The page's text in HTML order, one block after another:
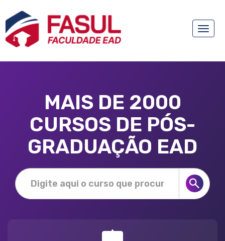
Toggle
MAIS DE 2000
CURSOS DE PÓS-
GRADUAÇÃO EAD